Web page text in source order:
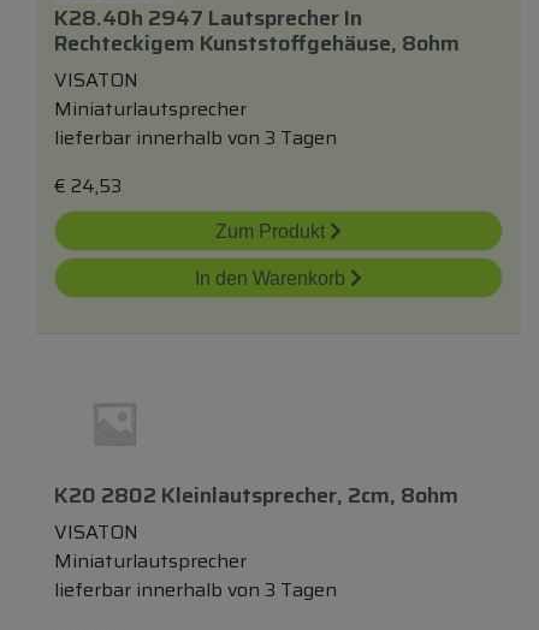
K28.40h 2947 Lautsprecher In
Rechteckigem Kunststoffgehäuse, 8ohm
VISATON
Miniaturlautsprecher
lieferbar innerhalb von 3 Tagen
€ 24,53
Zum Produkt
In den Warenkorb
K20 2802 Kleinlautsprecher, 2cm, 8ohm
VISATON
Miniaturlautsprecher
lieferbar innerhalb von 3 Tagen